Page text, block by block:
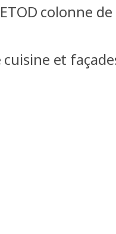
colonne
et